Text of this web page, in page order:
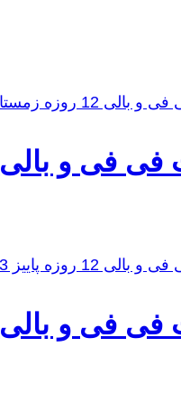
12 روزه زمستان 1403
12 روزه پاییز 1403